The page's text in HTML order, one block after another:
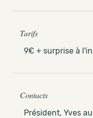
Tarifs
9€ + surprise à
Contacts
Président, Yves au